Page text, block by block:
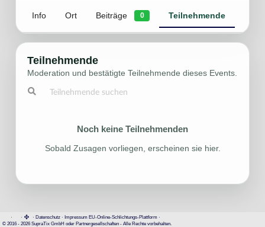
Info Ort Beiträge 0 Teilnehmende
Teilnehmende
Moderation und bestätigte Teilnehmende dieses Events.
Noch keine Teilnehmenden
Sobald Zusagen vorliegen, erscheinen sie hier.
· · · Datenschutz · Impressum EU-Online-Schlichtungs-Plattform ·
© 2016 - 2026 SupraTix GmbH oder Partnergesellschaften - Alle Rechte vorbehalten.